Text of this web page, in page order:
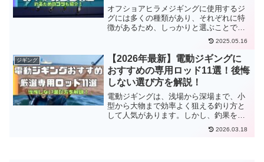
オフショアヒラメジギングに使用するジ
グには多くの種類があり、それぞれに特
徴があるため、しっかりと選ぶことでヒ
ラメの釣果にも大きな違いが出てきま
す。しかし、数あるジグの中から、どの
ような基準で選べばよいのか悩むことも
ありますよね。
2025.05.16
ジギング
【2026年最新】電動ジギングに
おすすめの専用ロッド11選！後悔
しない選び方を解説！
電動ジギングは、浅場から深場まで、小
型から大物まで効率よく狙える釣り方と
して人気があります。しかし、釣果を左
右するのはやはりロッド選びです。電動
リールのパワーを生かせる専用ロッドを
2026.03.18